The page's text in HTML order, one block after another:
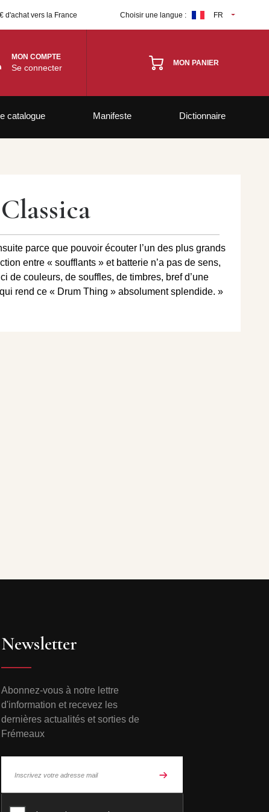
d'achat vers la France Choisir une langue : FR
MON COMPTE
Se connecter MON PANIER
catalogue Manifeste Dictionnaire
parce que pouvoir écouter l’un des plus grands
entre « soufflants » et batterie n’a pas de sens,
de couleurs, de souffles, de timbres, bref d’une
rend ce « Drum Thing » absolument splendide. »
Newsletter
Abonnez-vous à notre lettre
d'information et recevez les
dernières actualités et sorties de
Frémeaux